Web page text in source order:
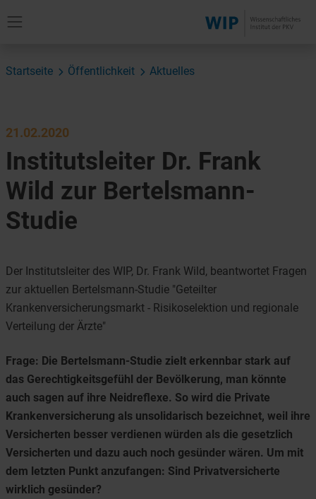
Startseite Öffentlichkeit Aktuelles
Institutsleiter Dr. Frank
Wild zur Bertelsmann-
Studie
21.02.2020
Der Institutsleiter des WIP, Dr. Frank Wild, beantwortet Fragen
zur aktuellen Bertelsmann-Studie "Geteilter
Krankenversicherungsmarkt - Risikoselektion und regionale
Verteilung der Ärzte"
Frage: Die Bertelsmann-Studie zielt erkennbar stark auf
das Gerechtigkeitsgefühl der Bevölkerung, man könnte
auch sagen auf ihre Neidreflexe. So wird die Private
Krankenversicherung als unsolidarisch bezeichnet, weil ihre
Versicherten besser verdienen würden als die gesetzlich
Versicherten und dazu auch noch gesünder wären. Um mit
dem letzten Punkt anzufangen: Sind Privatversicherte
wirklich gesünder?